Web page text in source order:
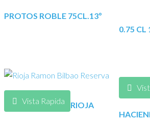
PROTOS ROBLE 75CL.13º
0.75 CL
Vista Rapida RIOJA